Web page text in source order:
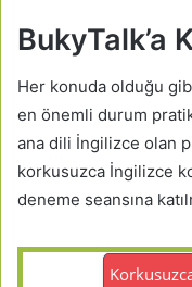
BukyTalk’a
Her konuda olduğu
en önemli durum
ana dili İngilizce olan
korkusuzca İngilizce
deneme seansına